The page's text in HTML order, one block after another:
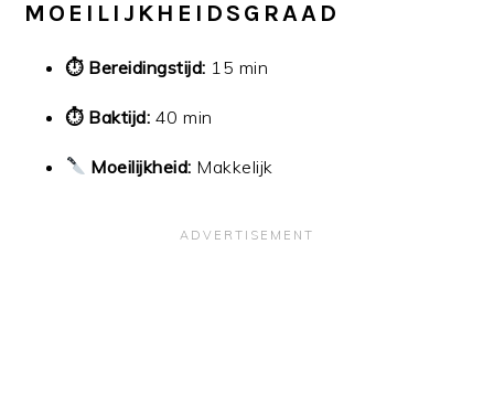
MOEILIJKHEIDSGRAAD
⏱ Bereidingstijd: 15 min
⏱ Baktijd: 40 min
Moeilijkheid: Makkelijk